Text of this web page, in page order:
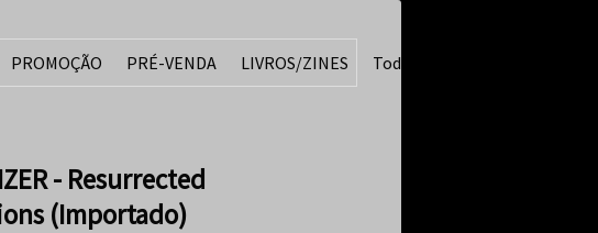
PROMOÇÃO PRÉ-VENDA LIVROS/ZINES Todos
- Resurrected
(Importado)